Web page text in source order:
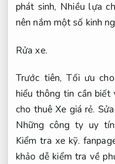
phát sinh, Nhiều lựa
nên nắm một số kinh
Rửa xe.
Trước tiên,Tối ưu
hiểu thông tin cần
cho thuê Xe giá rẻ.
Những công ty uy
Kiểm tra xe kỹ.
khảo dễ kiểm tra về